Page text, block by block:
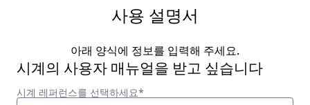
사용 설명서
아래 양식에 정보를 입력해 주세요.
시계의 사용자 매뉴얼을 받고 싶습니다
시계 레퍼런스를 선택하세요*